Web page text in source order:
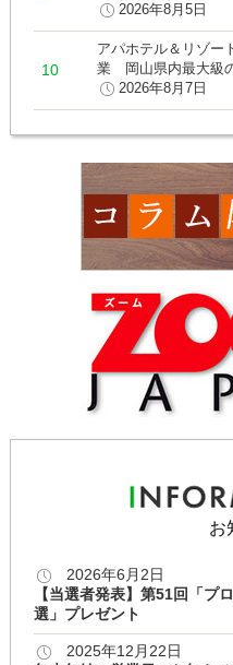
2026年8月5日
アパホテル＆リゾー
業 岡山県内最大級
2026年8月7日
お
2026年6月2日
【当選者発表】第51回「プ
選」プレゼント
2025年12月22日